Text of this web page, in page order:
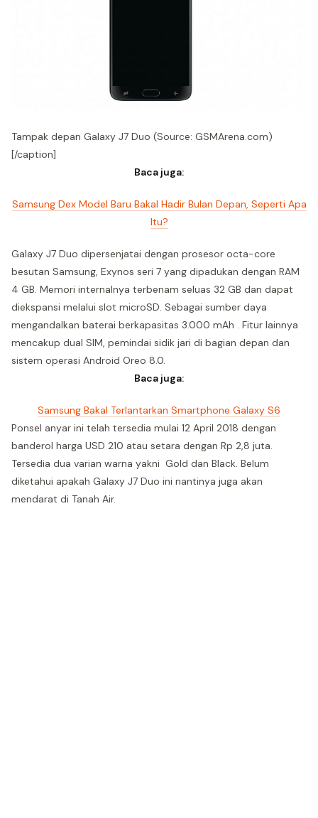
Tampak depan Galaxy J7 Duo (Source: GSMArena.com)
[/caption]
Baca juga:
Samsung Dex Model Baru Bakal Hadir Bulan Depan, Seperti Apa
Itu?
Galaxy J7 Duo dipersenjatai dengan prosesor octa-core
besutan Samsung, Exynos seri 7 yang dipadukan dengan RAM
4 GB. Memori internalnya terbenam seluas 32 GB dan dapat
diekspansi melalui slot microSD. Sebagai sumber daya
mengandalkan baterai berkapasitas 3.000 mAh . Fitur lainnya
mencakup dual SIM, pemindai sidik jari di bagian depan dan
sistem operasi Android Oreo 8.0.
Baca juga:
Samsung Bakal Terlantarkan Smartphone Galaxy S6
Ponsel anyar ini telah tersedia mulai 12 April 2018 dengan
banderol harga USD 210 atau setara dengan Rp 2,8 juta.
Tersedia dua varian warna yakni Gold dan Black. Belum
diketahui apakah Galaxy J7 Duo ini nantinya juga akan
mendarat di Tanah Air.